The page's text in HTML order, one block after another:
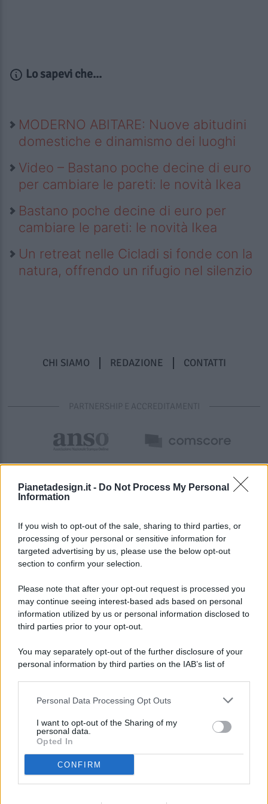
Pianetadesign.it - Do Not Process My Personal
Information
If you wish to opt-out of the sale, sharing to third parties, or
processing of your personal or sensitive information for
targeted advertising by us, please use the below opt-out
section to confirm your selection.
Please note that after your opt-out request is processed you
may continue seeing interest-based ads based on personal
information utilized by us or personal information disclosed to
third parties prior to your opt-out.
You may separately opt-out of the further disclosure of your
personal information by third parties on the IAB’s list of
This information may also be disclosed by us to third parties
disclose it to other third parties.
Personal Data Processing Opt Outs
I want to opt-out of the Sharing of my
personal data.
Opted In
CONFIRM
Lo sapevi che...
MODERNO ABITARE: Nuove abitudini
domestiche e dinamismo dei luoghi
Video – Bastano poche decine di euro
per cambiare le pareti: le novità Ikea
Bastano poche decine di euro per
cambiare le pareti: le novità Ikea
Un retreat nelle Cicladi si fonde con la
natura, offrendo un rifugio nel silenzio
CHI SIAMO REDAZIONE CONTATTI
PARTNERSHIP E ACCREDITAMENTI
© 2026 - Pianeta Design - P.IVA 04827280654 - Testata
Registrata Al Tribunale Di Nocera Inferiore N. 8/2020 - RG N.
ISCRIZIONE AL ROC N. 35792 – ISCRITTA ALL’ANSO
(ASSOCIAZIONE NAZIONALE STAMPA ONLINE)
PREFERENZE PRIVACY